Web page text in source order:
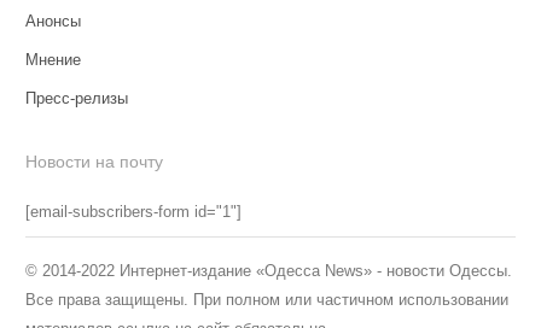
Анонсы
Мнение
Пресс-релизы
Новости на почту
[email-subscribers-form id="1"]
© 2014-2022 Интернет-издание «Одесса News» - новости Одессы.
Все права защищены. При полном или частичном использовании